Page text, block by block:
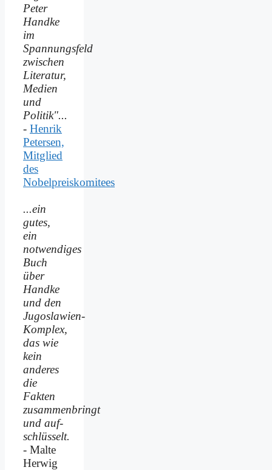
Peter
Handke
im
Spannungsfeld
zwischen
Literatur,
Medien
und
Politik"...
- Henrik
Petersen,
Mitglied
des
Nobelpreiskomitees
...ein
gutes,
ein
notwendiges
Buch
über
Handke
und den
Jugoslawien-
Komplex,
das wie
kein
anderes
die
Fakten
zusammenbringt
und auf­
schlüsselt.
- Malte
Herwig